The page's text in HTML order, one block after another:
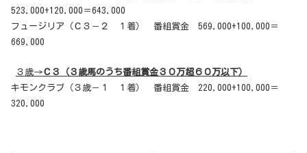
523,000+120,000＝643,000
フュージリア（Ｃ３－２ １着） 番組賞金 569,000+100,000＝
669,000
３歳→Ｃ３（３歳馬のうち番組賞金３０万超６０万以下）
キモンクラブ（３歳－１ １着） 番組賞金 220,000+100,000＝
320,000